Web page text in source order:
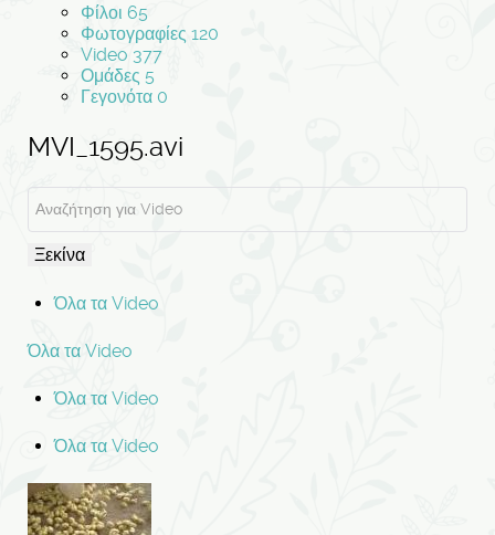
Φίλοι 65
Φωτογραφίες 120
Video 377
Ομάδες 5
Γεγονότα 0
MVI_1595.avi
Ξεκίνα
Όλα τα Video
Όλα τα Video
Όλα τα Video
Όλα τα Video